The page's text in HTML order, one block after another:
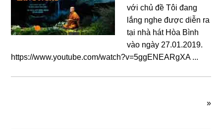
với chủ đề Tôi đang
lắng nghe được diễn ra
tại nhà hát Hòa Bình
vào ngày 27.01.2019.
https://www.youtube.com/watch?v=5ggENEARgXA ...
»